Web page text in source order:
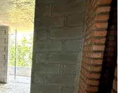
поруч парк і набережна
і пробіжок.
Розглядаєте
проконсультую по всіх
під ваш бюджет і потреби.
Центральна